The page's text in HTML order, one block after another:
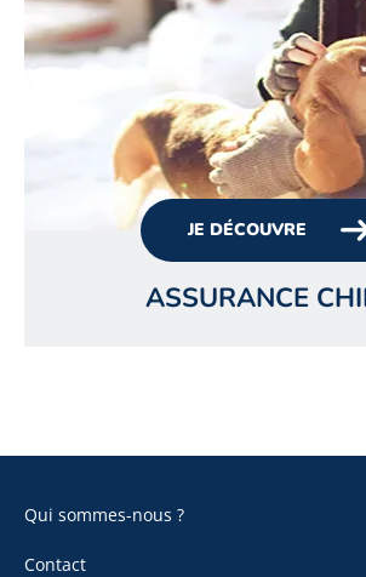
JE DÉCOUVRE
ASSURANCE
Qui sommes-nous ?
Contact